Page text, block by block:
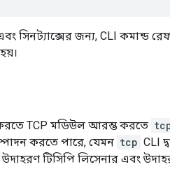
সিনট্যাক্সের জন্য, CLI কমান্ড
TCP মডিউল আরম্ভ করতে
করতে পারে, যেমন tcp CLI
টিসিপি লিসেনার এবং